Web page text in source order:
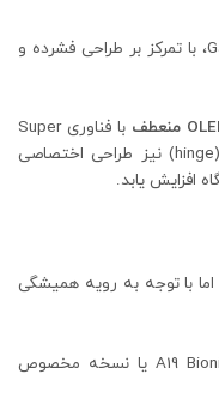
مشابه Galaxy Z Flip، با تمرکز بر طراحی فشرده و
با فناوری Super
Retina XDR استفاده کند و در بخش لولا (hinge) نیز طراحی اختصاصی
افزایش یابد.
با توجه به رویه همیشگی
Apple Silicon نسل جدید (A19 Bionic یا نسخه مخصوص